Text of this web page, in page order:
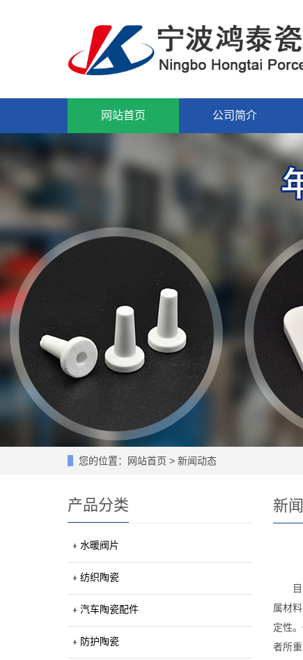
网站首页 公司简介
您的位置： 网站首页 > 新闻动态
新
属材
定性
者所
产品分类
水暖阀片
纺织陶瓷
汽车陶瓷配件
防护陶瓷